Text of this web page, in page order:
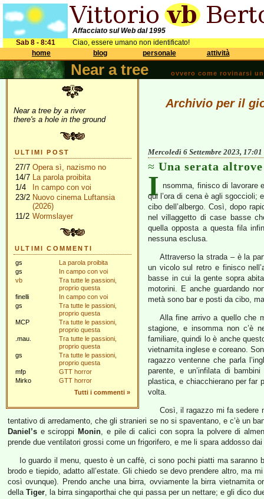
Affacciato sul Web dal 1995
Sab 8 - 8:41
Ciao, essere umano non identificato!
home
blog personale attività
Near a tree ovvero come rovinarsi
Near a tree by a river
there's a hole in the ground
ULTIMI POST
27/7 Opera sì, nazismo no
14/7 La parola proibita
1/4
In campo con voi
23/2 Nuovo cinema Luftansia
(2026)
11/2 Wormslayer
ULTIMI COMMENTI
gs
La parola proibita
gs
In campo con voi
vb
Tra tutte le passioni,
proprio questa
finelli
In campo con voi
gs
Tra tutte le passioni,
proprio questa
MCP
Tra tutte le passioni,
proprio questa
.mau.
Tra tutte le passioni,
proprio questa
gs
Tra tutte le passioni,
proprio questa
mfp
GTT horror
Mirko
GTT horror
Tutti i commenti »
Archivio per il
Mercoledì 6 Settembre 2023, 17:01
Una serata altrove
I nsomma, finisco di lavorare
qui l’ora di cena è agli sgoccioli;
cibo dell’albergo. Così, dopo
nel villaggetto di case basse
quella opposta a questa fila
nessuna esclusa.
Attraverso la strada – è la
un vicolo sul retro e finisco
basse in cui la gente sopra
motorini. E anche guardando
metà sono bar e posti da cibo,
Alla fine arrivo a quello che
stagione, e insomma non c’è
familiare, quindi lo è anche
vietnamita inglese e coreano.
ragazzo ventenne che parla
parente, e un’infilata di
plastica, e chiacchierano per far
volta.
Così, il ragazzo mi fa sedere
tentativo di arredamento, che gli stranieri se no si spaventano, e c’è un
Daniel’s e sciroppi Monin, e pile di calici con sopra la polvere di
prende due ventilatori grossi come un frigorifero, e me li spara addosso
Io guardo il menu, questo è un caffè, ci sono pochi piatti ma saranno
brodo e tiepido, adatto all’estate. Gli chiedo se devo prendere altro, ma
così ovunque). Prendo anche una birra, ovviamente la birra vietnamita
della Tiger, la birra singaporthai che qui passa per un nettare; e gli dico